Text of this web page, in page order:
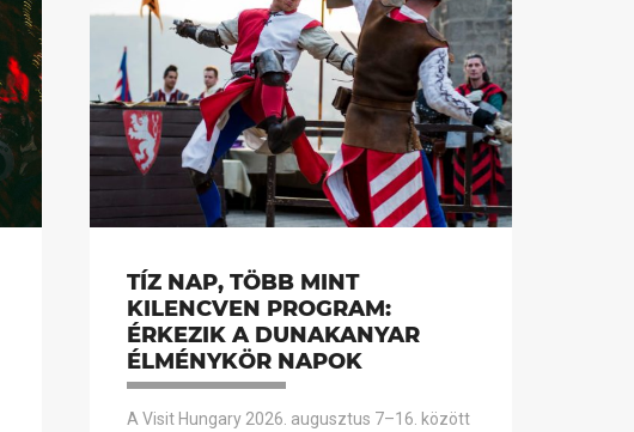
TÍZ NAP, TÖBB MINT
KILENCVEN PROGRAM:
ÉRKEZIK A DUNAKANYAR
ÉLMÉNYKÖR NAPOK
A Visit Hungary 2026. augusztus 7–16. között